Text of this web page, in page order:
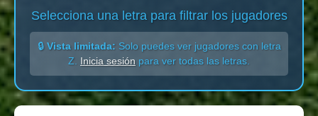
Selecciona una letra para filtrar los jugadores
🔒 Vista limitada: Solo puedes ver jugadores con letra
Z. Inicia sesión para ver todas las letras.